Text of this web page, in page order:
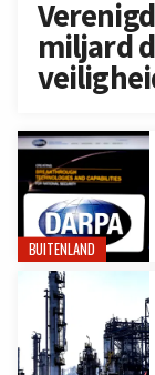
miljard
BUITENLAND